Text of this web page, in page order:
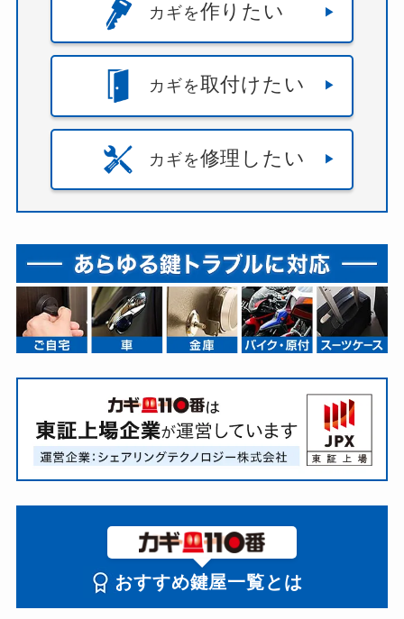
カギを作りたい
カギを取付けたい
カギを修理したい
おすすめ鍵屋一覧とは